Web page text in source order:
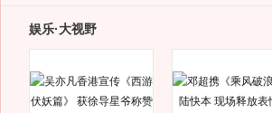
娱乐·大视野